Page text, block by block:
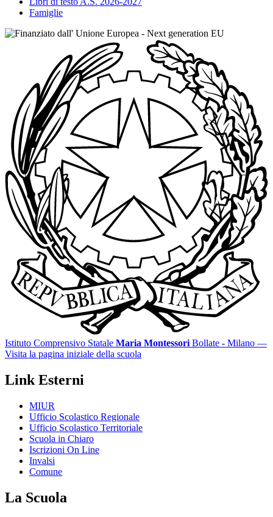
Famiglie
Istituto Comprensivo Statale Maria Montessori Bollate - Milano —
Visita la pagina iniziale della scuola
Link Esterni
MIUR
Ufficio Scolastico Regionale
Ufficio Scolastico Territoriale
Scuola in Chiaro
Iscrizioni On Line
Invalsi
Comune
La Scuola